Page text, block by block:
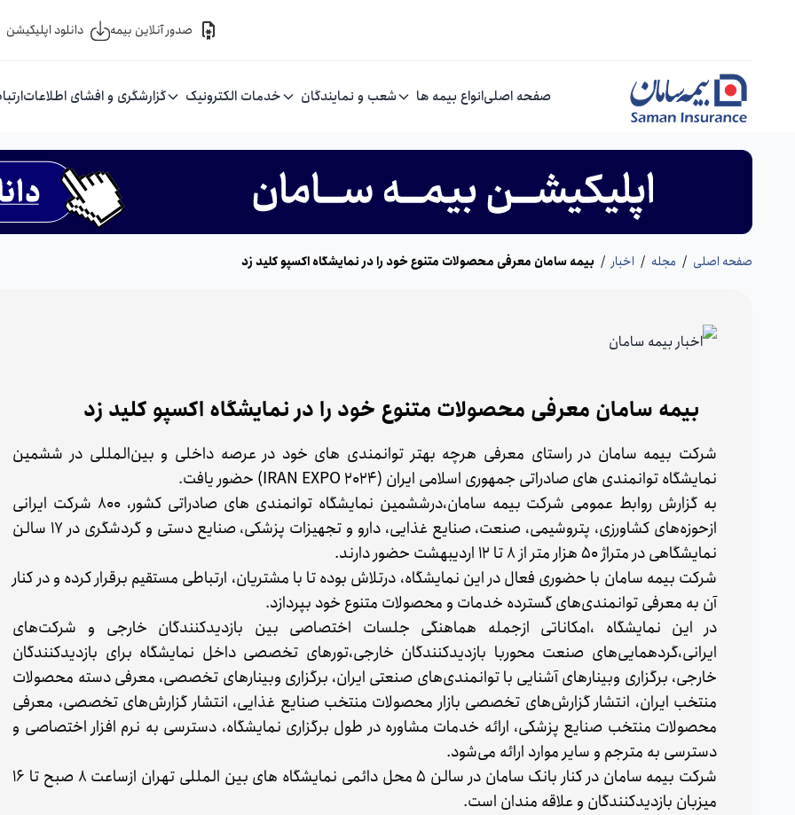
صدور آنلاین بیمه دانلود اپلیکیشن
صفحه اصلیانواع بیمه ها شعب و نمایندگان خدمات الکترونیک گزارشگری و افشای اطلاعات
صفحه اصلی / مجله / اخبار / بیمه سامان معرفی محصولات متنوع خود را در نمایشگاه اکسپو کلید زد
بیمه سامان معرفی محصولات متنوع خود را در نمایشگاه اکسپو کلید زد
شرکت بیمه سامان در راستای معرفی هرچه بهتر توانمندی های خود در عرصه داخلی و بین‌المللی در ششمین
نمایشگاه توانمندی های صادراتی جمهوری اسلامی ایران (IRAN EXPO 2024) حضور یافت.
به گزارش روابط عمومی شرکت بیمه سامان،درششمین نمایشگاه توانمندی های صادراتی کشور، 800 شرکت‌ ایرانی
ازحوزه‌های کشاورزی، پتروشیمی، صنعت، صنایع غذایی، دارو و تجهیزات پزشکی، صنایع دستی و گردشگری در ۱۷ سالن
نمایشگاهی در متراژ ۵۰ هزار متر از ۸ تا ۱۲ اردیبهشت حضور دارند.
شرکت بیمه سامان با حضوری فعال در این نمایشگاه، درتلاش بوده تا با مشتریان، ارتباطی مستقیم برقرار کرده و در کنار
آن به معرفی توانمندی‌های گسترده خدمات و محصولات متنوع خود بپردازد.
در این نمایشگاه ،امکاناتی ازجمله هماهنگی جلسات اختصاصی بین بازدیدکنندگان خارجی و شرکت‌های
ایرانی،گردهمایی‌های صنعت محوربا بازدیدکنندگان خارجی،تورهای تخصصی داخل نمایشگاه برای بازدیدکنندگان
خارجی، برگزاری وبینارهای آشنایی با توانمندی‌های صنعتی ایران، برگزاری وبینارهای تخصصی، معرفی دسته محصولات
منتخب ایران، انتشار گزارش‌های تخصصی بازار محصولات منتخب صنایع غذایی، انتشار گزارش‌های تخصصی، معرفی
محصولات منتخب صنایع پزشکی، ارائه خدمات مشاوره در طول برگزاری نمایشگاه، دسترسی به نرم افزار اختصاصی و
دسترسی به مترجم و سایر موارد ارائه می‌شود.
شرکت بیمه سامان در کنار بانک سامان در سالن 5 محل دائمی نمایشگاه های بین المللی تهران ازساعت ۸ صبح تا 16
میزبان بازدیدکنندگان و علاقه مندان است.